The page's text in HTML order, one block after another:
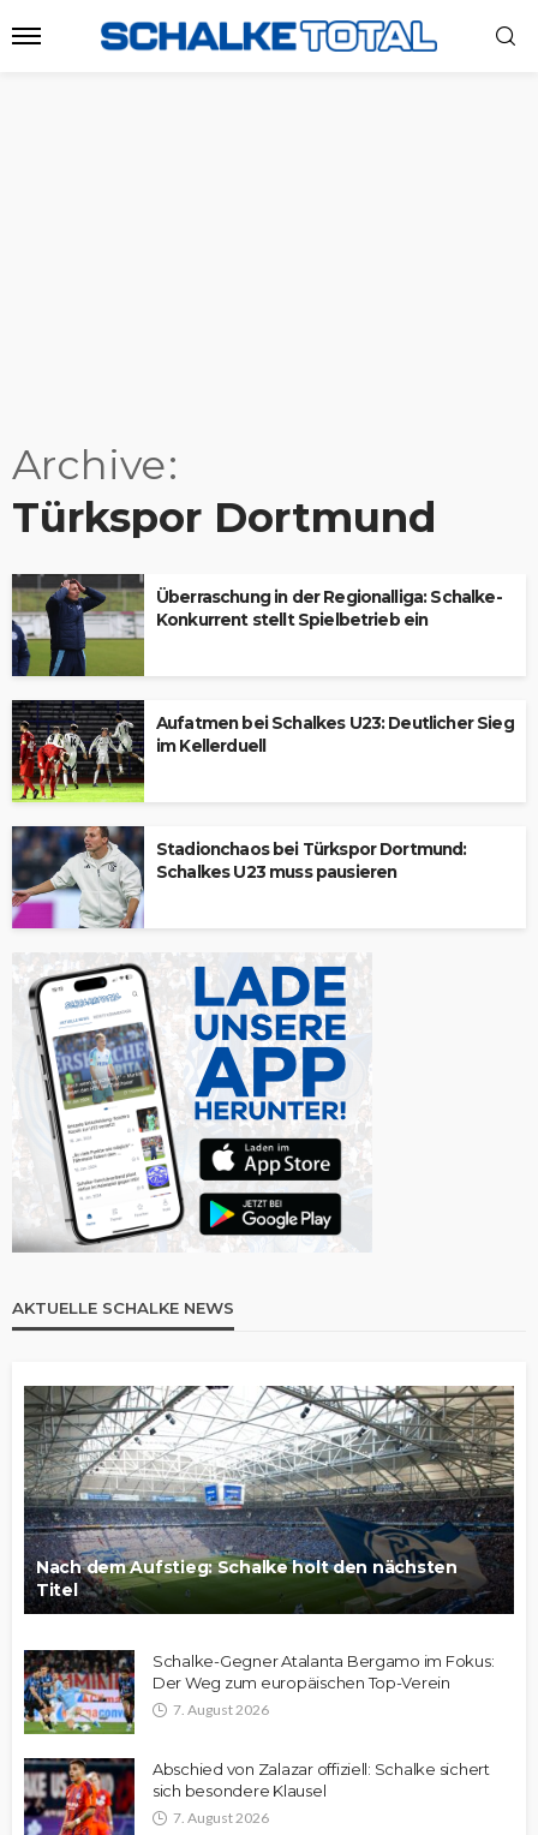
Archive
Türkspor Dortmund
Überraschung in der Regionalliga: Schalke-
Konkurrent stellt Spielbetrieb ein
Aufatmen bei Schalkes U23: Deutlicher Sieg
im Kellerduell
Stadionchaos bei Türkspor Dortmund:
Schalkes U23 muss pausieren
AKTUELLE SCHALKE NEWS
Nach dem Aufstieg: Schalke holt den nächsten
Titel
Schalke-Gegner Atalanta Bergamo im Fokus:
Der Weg zum europäischen Top-Verein
7. August 2026
Abschied von Zalazar offiziell: Schalke sichert
sich besondere Klausel
7. August 2026